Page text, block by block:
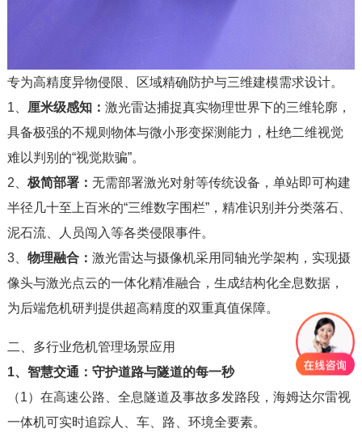
专为高精度异物侵限、区域精确防护与三维建模需求设计。
1、 厘米级感知： 激光雷达捕捉真实物理世界下的三维轮廓，
具备极强的不规则物体与微小形变探测能力，杜绝二维视觉
难以判别的“视觉欺骗”。
2、 极简部署： 无需部署激光对射等传统设备，单站即可构建
半径几十至上百米的“三维数字围栏”，精准识别并分类落石、
泥石流、人员闯入等各类侵限事件。
3、 物理融合： 激光雷达与摄像机采用同轴光学架构，实现摄
像头与激光点云的一体化精准融合，生成结构化全息数据，
为后端危机研判提供超高精度的双重真值保障。
二、多行业危机管理场景应用
1、 智慧交通：守护道路与隧道的每一秒
（1）在高速公路、全息隧道及事故多发路段，海姆达尔雷视
一体机可实时追踪人、车、路、环境全要素。